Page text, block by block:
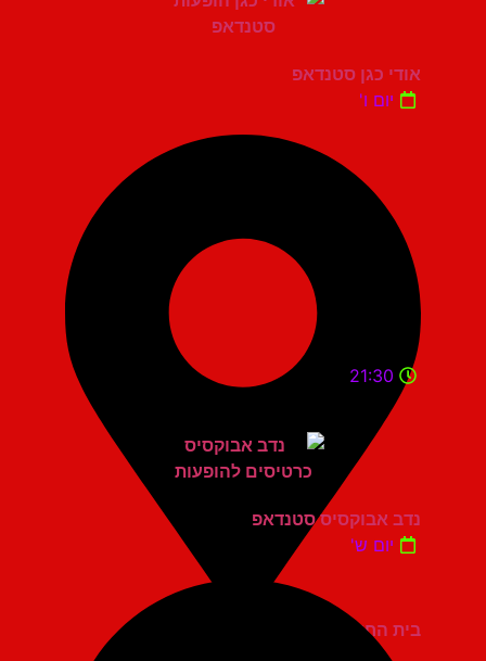
אודי כגן סטנדאפ
יום ו'
בית החייל תל אביב
21:30
נדב אבוקסיס סטנדאפ
יום ש'